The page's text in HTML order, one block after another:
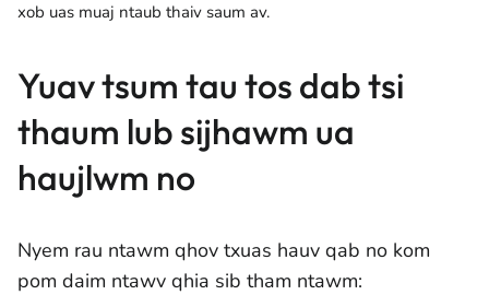
xob uas muaj ntaub thaiv saum av.
Yuav tsum tau tos dab tsi
thaum lub sijhawm ua
haujlwm no
Nyem rau ntawm qhov txuas hauv qab no kom
pom daim ntawv qhia sib tham ntawm: